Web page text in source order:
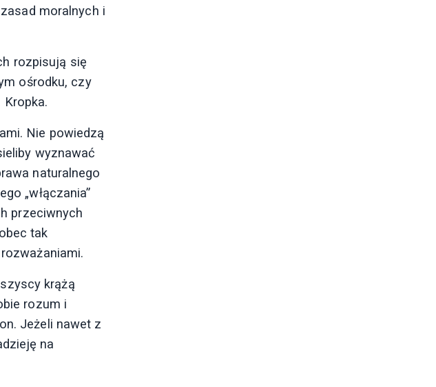
moralnych i
rozpisują się
ośrodku, czy
Nie powiedzą
wyznawać
naturalnego
„włączania”
przeciwnych
tak
krążą
rozum i
Jeżeli nawet z
na